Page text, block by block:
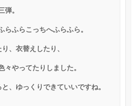
弾。
らふらこっちへふらふら。
、衣替えしたり、
々やってたりしました。
、ゆっくりできていいですね。